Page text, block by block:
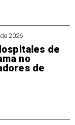
2026
de
no
de